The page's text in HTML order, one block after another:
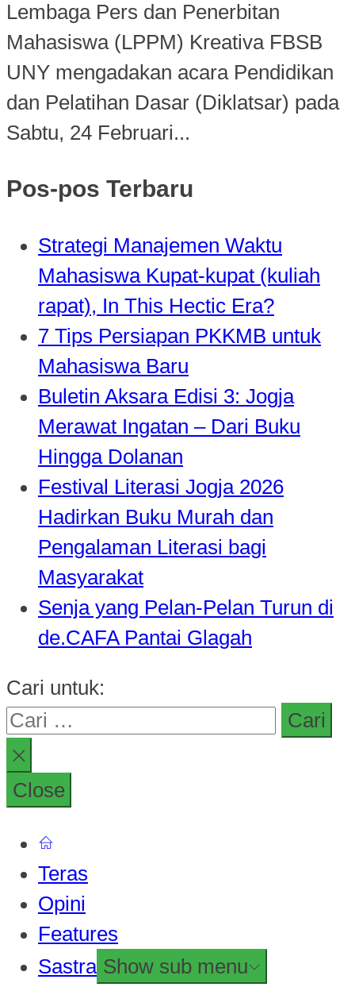
Lembaga Pers dan Penerbitan
Mahasiswa (LPPM) Kreativa FBSB
UNY mengadakan acara Pendidikan
dan Pelatihan Dasar (Diklatsar) pada
Sabtu, 24 Februari...
Pos-pos Terbaru
Strategi Manajemen Waktu
Mahasiswa Kupat-kupat (kuliah
rapat), In This Hectic Era?
7 Tips Persiapan PKKMB untuk
Mahasiswa Baru
Buletin Aksara Edisi 3: Jogja
Merawat Ingatan – Dari Buku
Hingga Dolanan
Festival Literasi Jogja 2026
Hadirkan Buku Murah dan
Pengalaman Literasi bagi
Masyarakat
Senja yang Pelan-Pelan Turun di
de.CAFA Pantai Glagah
Cari untuk:
Close
Teras
Opini
Features
Sastra Show sub menu